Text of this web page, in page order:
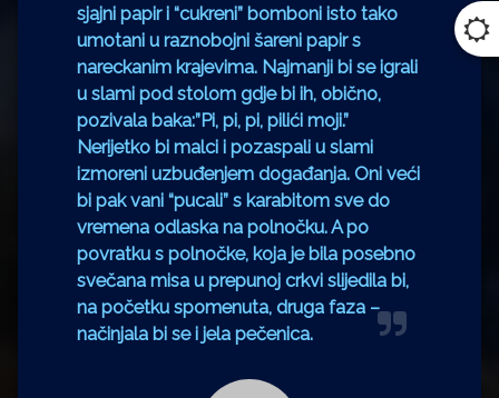
sjajni papir i “cukreni” bomboni isto tako
umotani u raznobojni šareni papir s
nareckanim krajevima. Najmanji bi se igrali
u slami pod stolom gdje bi ih, obično,
pozivala baka:”Pi, pi, pi, pilići moji.”
Nerijetko bi malci i pozaspali u slami
izmoreni uzbuđenjem događanja. Oni veći
bi pak vani “pucali” s karabitom sve do
vremena odlaska na polnočku. A po
povratku s polnočke, koja je bila posebno
svečana misa u prepunoj crkvi slijedila bi,
na početku spomenuta, druga faza –
načinjala bi se i jela pečenica.